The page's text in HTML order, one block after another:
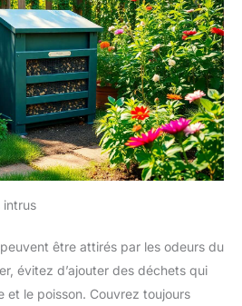
intrus
être attirés par les odeurs du
évitez d’ajouter des déchets qui
et le poisson. Couvrez toujours